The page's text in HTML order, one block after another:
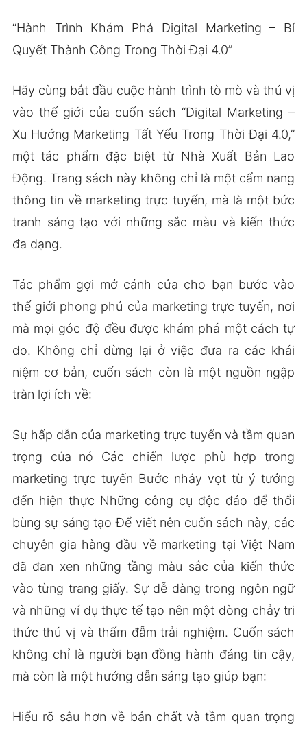
“Hành Trình Khám Phá Digital Marketing – Bí
Quyết Thành Công Trong Thời Đại 4.0”
Hãy cùng bắt đầu cuộc hành trình tò mò và thú vị
vào thế giới của cuốn sách “Digital Marketing –
Xu Hướng Marketing Tất Yếu Trong Thời Đại 4.0,”
một tác phẩm đặc biệt từ Nhà Xuất Bản Lao
Động. Trang sách này không chỉ là một cẩm nang
thông tin về marketing trực tuyến, mà là một bức
tranh sáng tạo với những sắc màu và kiến thức
đa dạng.
Tác phẩm gợi mở cánh cửa cho bạn bước vào
thế giới phong phú của marketing trực tuyến, nơi
mà mọi góc độ đều được khám phá một cách tự
do. Không chỉ dừng lại ở việc đưa ra các khái
niệm cơ bản, cuốn sách còn là một nguồn ngập
tràn lợi ích về:
Sự hấp dẫn của marketing trực tuyến và tầm quan
trọng của nó Các chiến lược phù hợp trong
marketing trực tuyến Bước nhảy vọt từ ý tưởng
đến hiện thực Những công cụ độc đáo để thổi
bùng sự sáng tạo Để viết nên cuốn sách này, các
chuyên gia hàng đầu về marketing tại Việt Nam
đã đan xen những tầng màu sắc của kiến thức
vào từng trang giấy. Sự dễ dàng trong ngôn ngữ
và những ví dụ thực tế tạo nên một dòng chảy tri
thức thú vị và thấm đẫm trải nghiệm. Cuốn sách
không chỉ là người bạn đồng hành đáng tin cậy,
mà còn là một hướng dẫn sáng tạo giúp bạn:
Hiểu rõ sâu hơn về bản chất và tầm quan trọng